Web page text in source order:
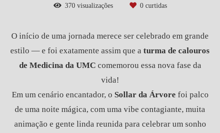
370visualizações 0curtidas
O início de uma jornada merece ser celebrado em grande
estilo — e foi exatamente assim que a turma de calouros
de Medicina da UMC comemorou essa nova fase da
vida!
Em um cenário encantador, o Sollar da Árvore foi palco
de uma noite mágica, com uma vibe contagiante, muita
animação e gente linda reunida para celebrar um sonho